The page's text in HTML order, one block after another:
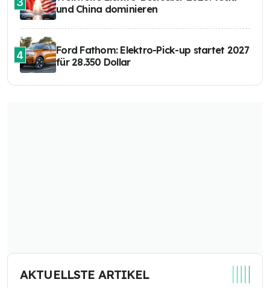
und China dominieren
4
Ford Fathom: Elektro-Pick-up startet 2027
für 28.350 Dollar
AKTUELLSTE ARTIKEL